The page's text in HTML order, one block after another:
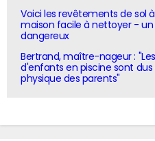
Voici les revêtements de sol
maison facile à nettoyer -
dangereux
Bertrand, maître-nageur :
d'enfants en piscine sont
physique des parents"